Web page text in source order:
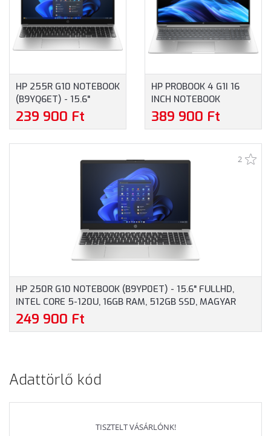
HP 255R G10 NOTEBOOK
(B9YQ6ET) - 15.6"
FULLHD, AMD RYZEN 5-
7535U, 16GB RAM,
WINDOWS 11 HOME, 3
EZÜSTSZÜRKE SZÍNBEN
239 900 Ft
HP PROBOOK 4 G1I 16
INCH NOTEBOOK
(B9YX5ET) - 16.0"
WUXGA, INTEL CORE
MAGYAR BILLENTYŰZET,
WINDOWS 11
PROFESSIONAL, 3 ÉV
GARANCIA, EZÜST
SZÍNBEN
389 900 Ft
2
HP 250R G10 NOTEBOOK (B9YP0ET) - 15.6" FULLHD,
INTEL CORE 5-120U, 16GB RAM, 512GB SSD, MAGYAR
BILLENTYŰZET, WINDOWS 11 HOME, 3 ÉV GARANCIA,
EZÜSTSZÜRKE SZÍNBEN
249 900 Ft
Adattörlő kód
TISZTELT VÁSÁRLÓNK!